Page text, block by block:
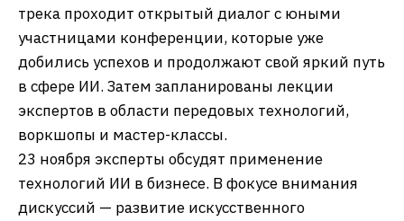
трека проходит открытый диалог с юными
участницами конференции, которые уже
добились успехов и продолжают свой яркий путь
в сфере ИИ. Затем запланированы лекции
экспертов в области передовых технологий,
воркшопы и мастер-классы.
23 ноября эксперты обсудят применение
технологий ИИ в бизнесе. В фокусе внимания
дискуссий — развитие искусственного